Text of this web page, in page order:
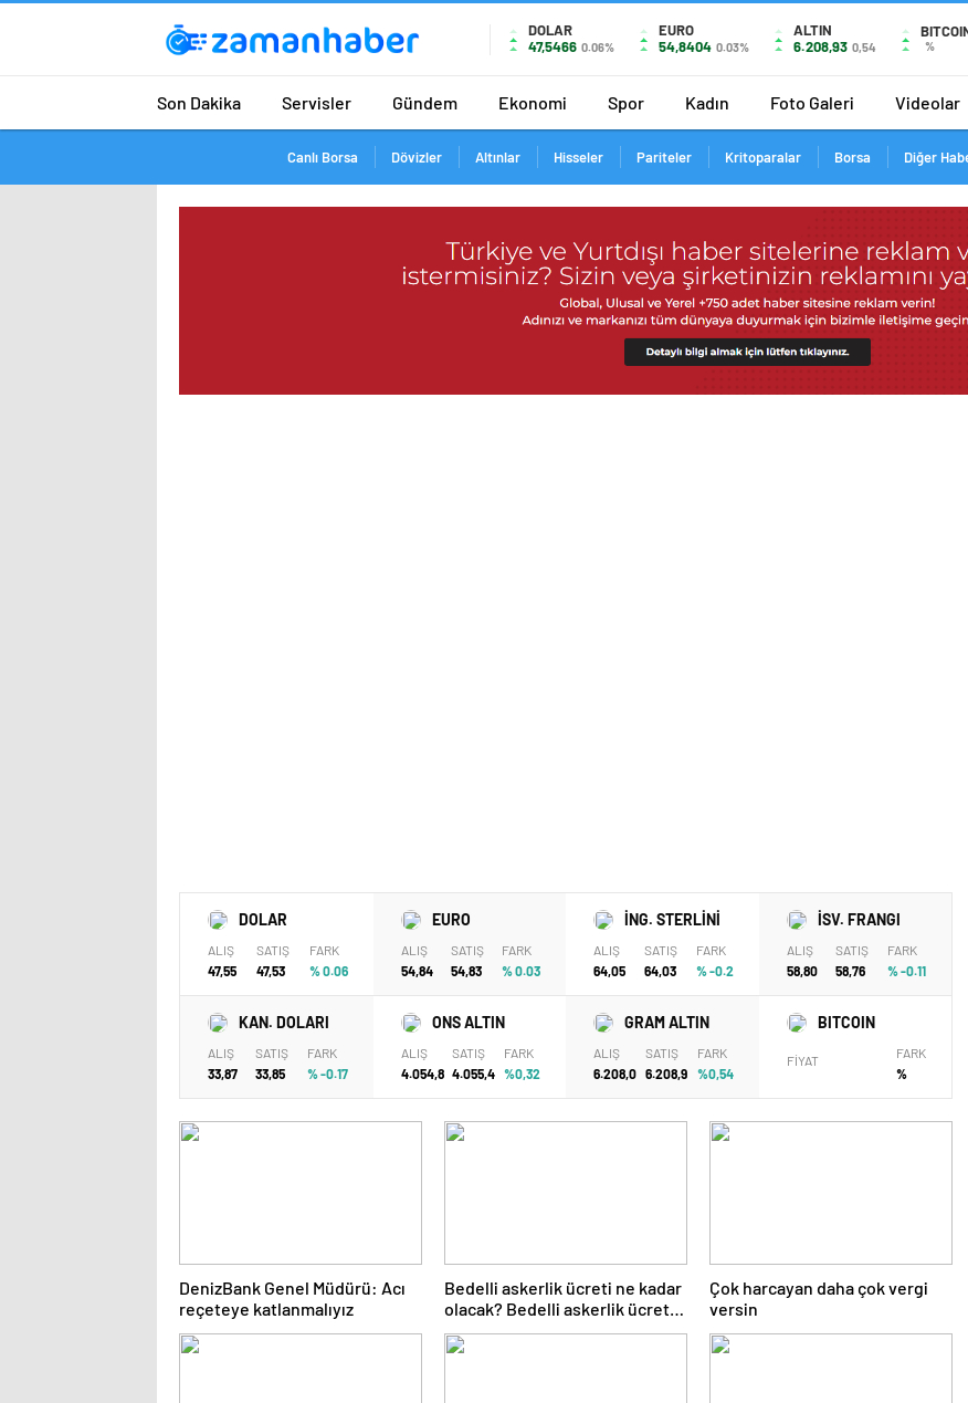
DOLAR
47,5466 0.06%
EURO
54,8404 0.03%
ALTIN
6.208,93 0,54 %
Son Dakika Servisler Gündem Ekonomi Spor Kadın Foto Galeri Videolar
Canlı Borsa Dövizler Altınlar Hisseler Pariteler Kritoparalar Borsa Diğer
DOLAR
ALIŞ
47,55
SATIŞ
47,53
FARK
% 0.06
EURO
ALIŞ
54,84
SATIŞ
54,83
FARK
% 0.03
İNG. STERLİNİ
ALIŞ
64,05
SATIŞ
64,03
FARK
% -0.2
İSV. FRANGI
ALIŞ
58,80
SATIŞ
58,76
FARK
% -0.11
KAN. DOLARI
ALIŞ
33,87
SATIŞ
33,85
FARK
% -0.17
ONS ALTIN
ALIŞ
4.054,8
SATIŞ
4.055,4
FARK
%0,32
GRAM ALTIN
ALIŞ
6.208,0
SATIŞ
6.208,9
FARK
%0,54
BITCOIN
FİYAT
FARK
%
DenizBank Genel Müdürü: Acı
reçeteye katlanmalıyız
Bedelli askerlik ücreti ne kadar
olacak? Bedelli askerlik ücreti
2024 Temmuz…
Çok harcayan daha çok vergi
versin